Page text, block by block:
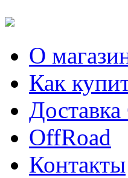
О
Как
OffRoad
Контакты